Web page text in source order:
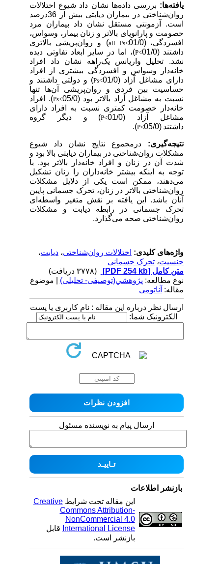
یافته‌ها:بررسی داده‌ها نشان داد شیوع اختلالات
روان‌شناختی در بیماران دیابتی بیش از 36درصد
است. آزمونتی مستقل نشان داد بیماران مرد
خصومت و پارانویای بالاتر و زنان بیمار، وسواس،
افسردگی، (01/0
all Ps<) و روان‌پریشی بالاتری
داشتند (01/0
P<)، اما در سایر ابعاد تفاوتی دیده
نشد. تحلیل واریانس یک‌راهه نشان داد افراد
خانه‌دار وسواس و افسردگی بیشتری از افراد
دارای مشاغل آزاد (01/0
Ps<) و دولتی داشتند و
حساسیت بین فردی و روان‌پریشی آن‌ها تنها
نسبت به مشاغل آزاد بالاتر بود (05/0
Ps<). افراد
خانه‌دار خصومت کمتری نسبت به افراد دارای
مشاغل آزاد (01/0
P<
)
و دیگر گروه
داشتند(05/0
P<
).
نتیجه‌گیری:درمجموع نتایج نشان داد شیوع
مشکلات روان‌شناختی در بیماران دیابتی بالا بود و
شدت آن در زنان و افراد خانه‌دار بالاتر بود. با
توجه به اینکه بیشتر خانه‌داران را زنان تشکیل
می‌دهند، ممکن است یکی از دلایل مشکلات
روان‌شناختی بالاتر در زنان، تحرک جسمانی پایین
آنان باشد. این یافته بر نقش متغیر واسطه‌ای
تحرک جسمانی در رابطه دیابت و مشکلات
روان‌شناختی صحه می‌گذارد.
واژه‌های کلیدی:اختلالات روان‌شناختی،دیابت،
جنسیت،تحرک جسمانی
متن کامل[PDF 254 kb]
نوع مطالعه:پژوهشي(توصیفی- تحلیلی) | موضوع
مقاله:آناتومی
ارسال نظر درباره این مقاله : نام کاربری یا پست
الکترونیک شما:
ارسال پیام به نویسنده مسئول
بازنشر اطلاعات
این مقاله تحت شرایطCreative
Commons Attribution-
NonCommercial 4.0
International Licenseقابل
بازنشر است.